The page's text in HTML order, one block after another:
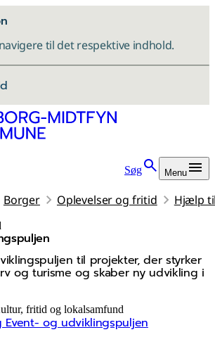
til det respektive indhold.
Søg Menu
Borger Oplevelser og fritid Hjælp
til projekter, der styrker
og turisme og skaber ny udvikling i
2026
fritid og lokalsamfund
Event- og udviklingspuljen